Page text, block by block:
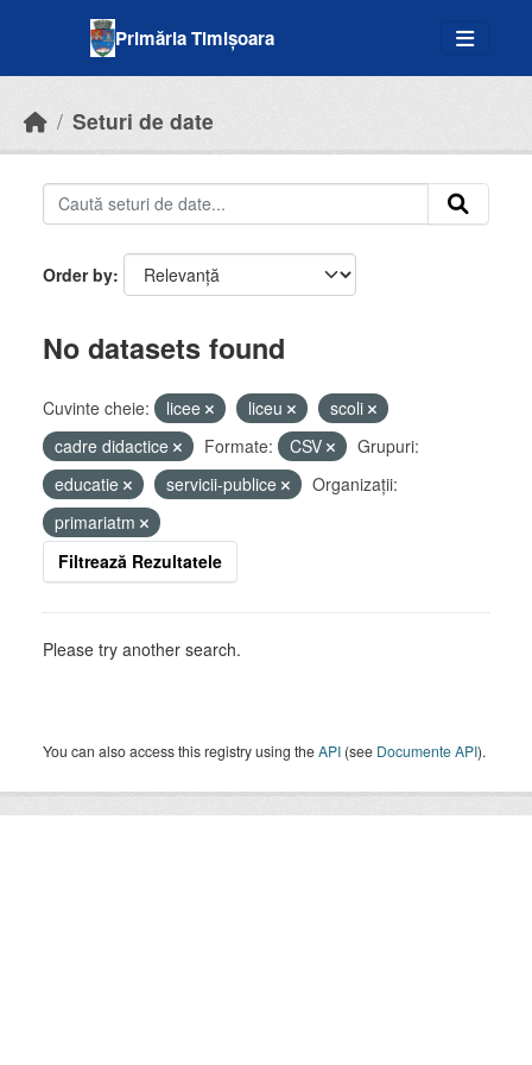
Primăria Timișoara
Seturi de date
Order by
No datasets found
Cuvinte cheie: licee liceu
scoli
cadre didactice
Formate: CSV
Grupuri:
educatie
servicii-publice
Organizații:
primariatm
Filtrează Rezultatele
Please try another search.
You can also access this registry using theAPI (see Documente API).